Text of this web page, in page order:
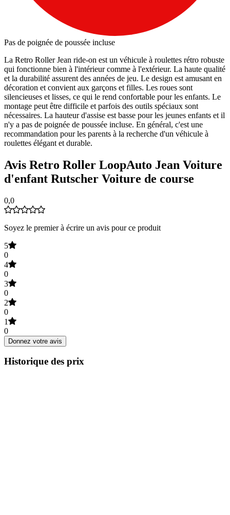
Pas de poignée de poussée incluse
La Retro Roller Jean ride-on est un véhicule à roulettes rétro robuste
qui fonctionne bien à l'intérieur comme à l'extérieur. La haute qualité
et la durabilité assurent des années de jeu. Le design est amusant en
décoration et convient aux garçons et filles. Les roues sont
silencieuses et lisses, ce qui le rend confortable pour les enfants. Le
montage peut être difficile et parfois des outils spéciaux sont
nécessaires. La hauteur d'assise est basse pour les jeunes enfants et il
n'y a pas de poignée de poussée incluse. En général, c'est une
recommandation pour les parents à la recherche d'un véhicule à
roulettes élégant et durable.
Avis Retro Roller LoopAuto Jean Voiture
d'enfant Rutscher Voiture de course
0,0
Soyez le premier à écrire un avis pour ce produit
5
0
4
0
3
0
2
0
1
0
Donnez votre avis
Historique des prix